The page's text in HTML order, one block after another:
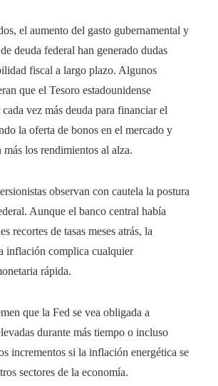
el aumento del gasto gubernamental y
deuda federal han generado dudas
fiscal a largo plazo. Algunos
que el Tesoro estadounidense
vez más deuda para financiar el
la oferta de bonos en el mercado y
más los rendimientos al alza.
observan con cautela la postura
Aunque el banco central había
recortes de tasas meses atrás, la
inflación complica cualquier
rápida.
que la Fed se vea obligada a
durante más tiempo o incluso
incrementos si la inflación energética se
sectores de la economía.